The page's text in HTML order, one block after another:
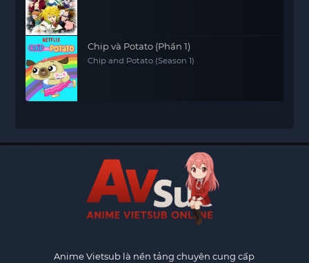
Chip và Potato (Phần 1)
Chip and Potato (Season 1)
Anime Vietsub là nền tảng chuyên cung cấp